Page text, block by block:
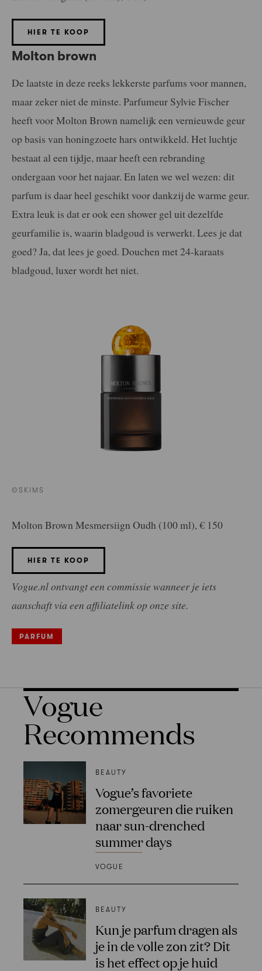
HIER TE KOOP
Molton brown
De laatste in deze reeks lekkerste parfums voor mannen,
maar zeker niet de minste. Parfumeur Sylvie Fischer
heeft voor Molton Brown namelijk een vernieuwde geur
op basis van honingzoete hars ontwikkeld. Het luchtje
bestaat al een tijdje, maar heeft een rebranding
ondergaan voor het najaar. En laten we wel wezen: dit
parfum is daar heel geschikt voor dankzij de warme geur.
Extra leuk is dat er ook een shower gel uit dezelfde
geurfamilie is, waarin bladgoud is verwerkt. Lees je dat
goed? Ja, dat lees je goed. Douchen met 24-karaats
bladgoud, luxer wordt het niet.
©SKIMS
Molton Brown Mesmersiign Oudh (100 ml), € 150
HIER TE KOOP
Vogue.nl ontvangt een commissie wanneer je iets
aanschaft via een affiliatelink op onze site.
PARFUM
Vogue
Recommends
BEAUTY
Vogue’s favoriete
zomergeuren die ruiken
naar sun-drenched
summer days
VOGUE
BEAUTY
Kun je parfum dragen als
je in de volle zon zit? Dit
is het effect op je huid